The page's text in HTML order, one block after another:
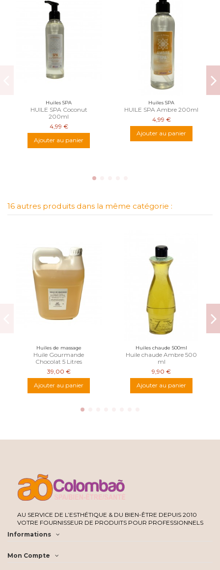
Huiles SPA
HUILE SPA Coconut
200ml
4,99 €
Ajouter au panier
Huiles SPA
HUILE SPA Ambre 200ml
4,99 €
Ajouter au panier
16 autres produits dans la même catégorie :
Huiles de massage
Huile Gourmande
Chocolat 5 Litres
39,00 €
Ajouter au panier
Huiles chaude 500ml
Huile chaude Ambre 500
ml
9,90 €
Ajouter au panier
AU SERVICE DE L’ESTHÉTIQUE & DU BIEN-ÊTRE DEPUIS 2010
VOTRE FOURNISSEUR DE PRODUITS POUR PROFESSIONNELS
Informations
Mon Compte